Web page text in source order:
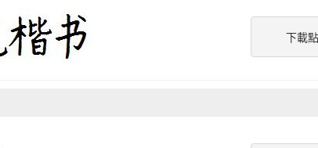
下載點